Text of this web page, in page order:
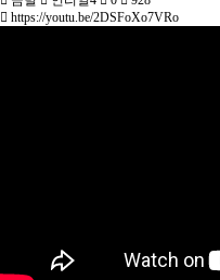
https://youtu.be/2DSFoXo7VRo